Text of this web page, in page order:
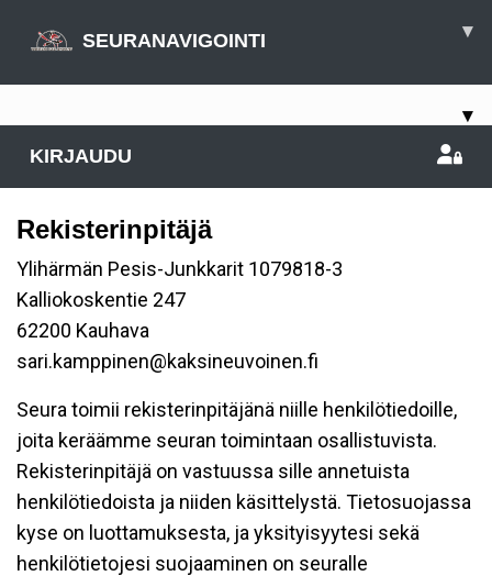
SEURANAVIGOINTI ▾
▾
KIRJAUDU
Rekisterinpitäjä
Ylihärmän Pesis-Junkkarit 1079818-3
Kalliokoskentie 247
62200 Kauhava
sari.kamppinen@kaksineuvoinen.fi
Seura toimii rekisterinpitäjänä niille henkilötiedoille,
joita keräämme seuran toimintaan osallistuvista.
Rekisterinpitäjä on vastuussa sille annetuista
henkilötiedoista ja niiden käsittelystä. Tietosuojassa
kyse on luottamuksesta, ja yksityisyytesi sekä
henkilötietojesi suojaaminen on seuralle